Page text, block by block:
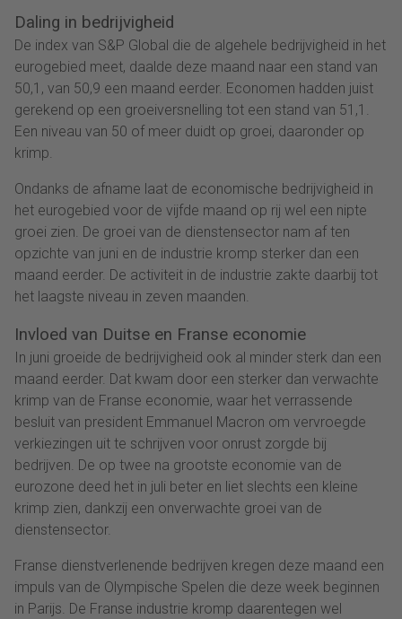
Daling in bedrijvigheid
De index van S&P Global die de algehele bedrijvigheid in het
eurogebied meet, daalde deze maand naar een stand van
50,1, van 50,9 een maand eerder. Economen hadden juist
gerekend op een groeiversnelling tot een stand van 51,1.
Een niveau van 50 of meer duidt op groei, daaronder op
krimp.
Ondanks de afname laat de economische bedrijvigheid in
het eurogebied voor de vijfde maand op rij wel een nipte
groei zien. De groei van de dienstensector nam af ten
opzichte van juni en de industrie kromp sterker dan een
maand eerder. De activiteit in de industrie zakte daarbij tot
het laagste niveau in zeven maanden.
Invloed van Duitse en Franse economie
In juni groeide de bedrijvigheid ook al minder sterk dan een
maand eerder. Dat kwam door een sterker dan verwachte
krimp van de Franse economie, waar het verrassende
besluit van president Emmanuel Macron om vervroegde
verkiezingen uit te schrijven voor onrust zorgde bij
bedrijven. De op twee na grootste economie van de
eurozone deed het in juli beter en liet slechts een kleine
krimp zien, dankzij een onverwachte groei van de
dienstensector.
Franse dienstverlenende bedrijven kregen deze maand een
impuls van de Olympische Spelen die deze week beginnen
in Parijs. De Franse industrie kromp daarentegen wel